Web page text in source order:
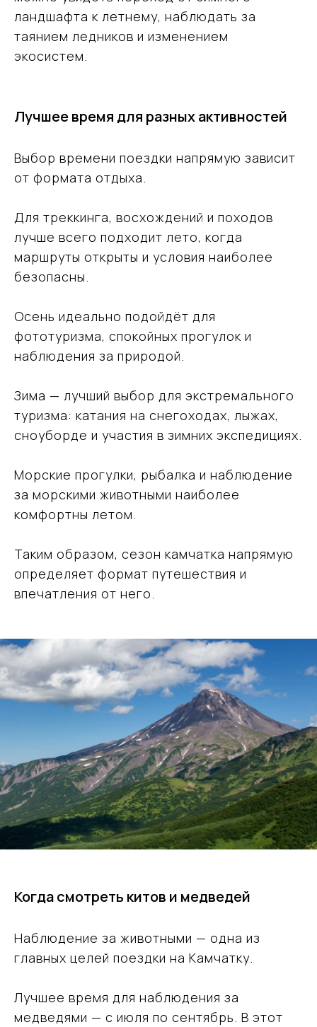
ландшафта к летнему, наблюдать за
таянием ледников и изменением
экосистем.
Лучшее время для разных активностей
Выбор времени поездки напрямую зависит
от формата отдыха.
Для треккинга, восхождений и походов
лучше всего подходит лето, когда
маршруты открыты и условия наиболее
безопасны.
Осень идеально подойдёт для
фототуризма, спокойных прогулок и
наблюдения за природой.
Зима — лучший выбор для экстремального
туризма: катания на снегоходах, лыжах,
сноуборде и участия в зимних экспедициях.
Морские прогулки, рыбалка и наблюдение
за морскими животными наиболее
комфортны летом.
Таким образом, сезон камчатка напрямую
определяет формат путешествия и
впечатления от него.
Когда смотреть китов и медведей
Наблюдение за животными — одна из
главных целей поездки на Камчатку.
Лучшее время для наблюдения за
медведями — с июля по сентябрь. В этот